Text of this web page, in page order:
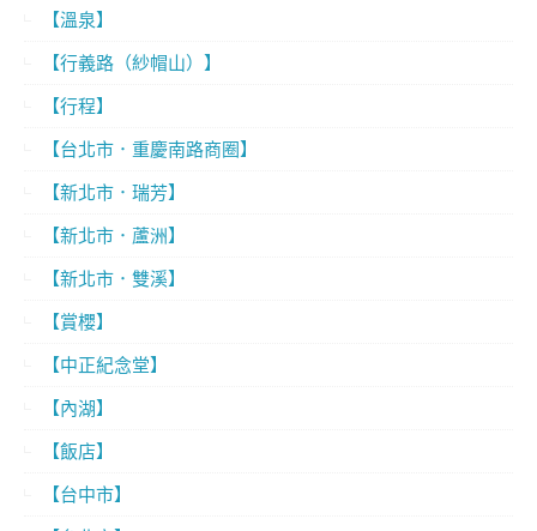
【溫泉】
【行義路（紗帽山）】
【行程】
【台北市．重慶南路商圈】
【新北市．瑞芳】
【新北市．蘆洲】
【新北市．雙溪】
【賞櫻】
【中正紀念堂】
【內湖】
【飯店】
【台中市】